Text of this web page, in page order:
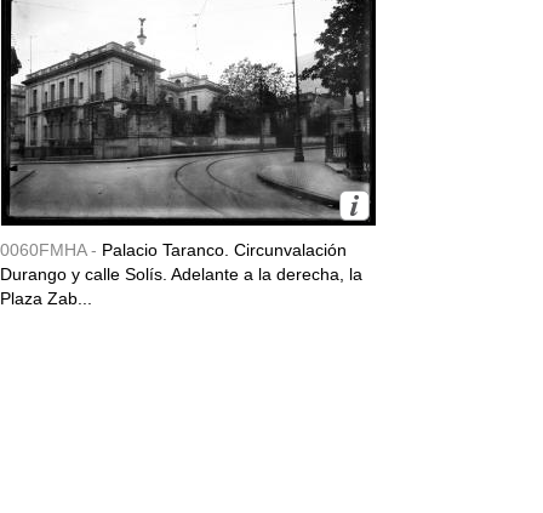
0060FMHA - Palacio Taranco. Circunvalación
Durango y calle Solís. Adelante a la derecha, la
Plaza Zab...